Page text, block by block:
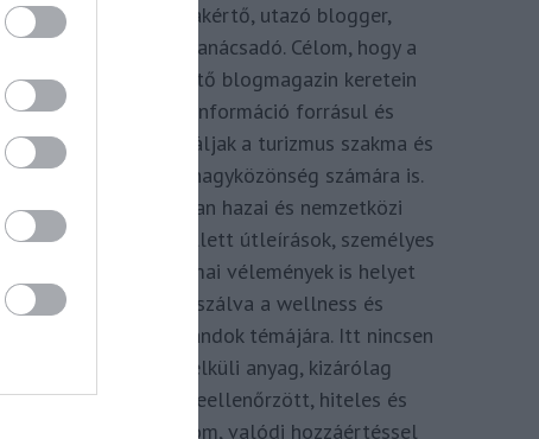
Turisztikai szakértő, utazó blogger,
vendégélmény tanácsadó. Célom, hogy a
kategória teremtő blogmagazin keretein
belül hiteles információ forrásul és
inspirációul szolgáljak a turizmus szakma és
az utazni vágyó nagyközönség számára is.
Repertoáromban hazai és nemzetközi
turizmus hírek mellett útleírások, személyes
ajánlók és szakmai vélemények is helyet
kapnak, fókuszálva a wellness és
termálfürdők, strandok témájára. Itt nincsen
hivatkozás nélküli anyag, kizárólag
többszörösen leellenőrzött, hiteles és
minőségi tartalom, valódi hozzáértéssel